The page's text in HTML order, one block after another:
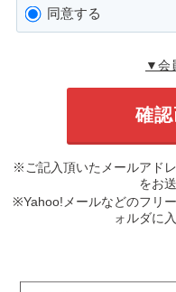
同意する
▼会
※ご記入頂いたメールアド
をお
※Yahoo!メールなどのフリ
ォルダに